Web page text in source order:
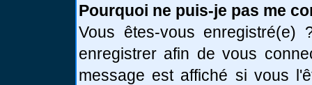
Pourquoi ne puis-je pas me
Vous êtes-vous enregistré(e)
enregistrer afin de vous
message est affiché si vous